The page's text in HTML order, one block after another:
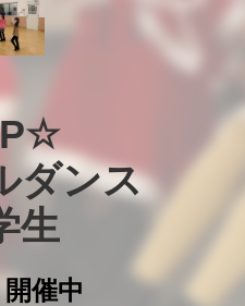
ダンス
生
開催中